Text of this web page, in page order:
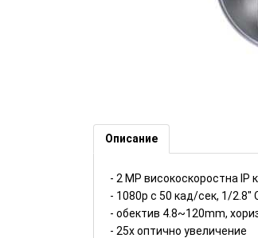
2MP
Описание
- 2 MP високоскоростна IP
- 1080p с 50 кад/сек, 1/2.8"
- обектив 4.8~120mm,
- 25х оптично увеличение